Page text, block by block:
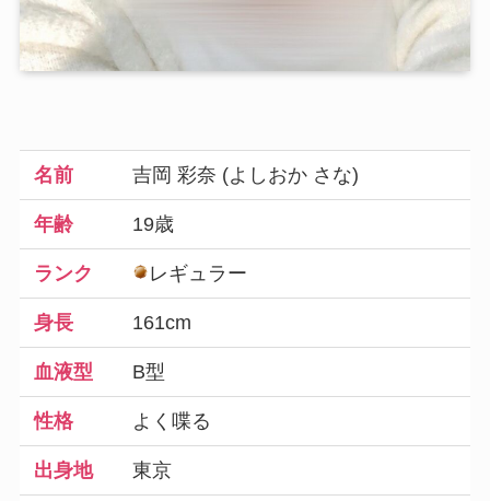
名前 吉岡 彩奈 (よしおか さな)
年齢 19歳
ランク レギュラー
身長 161cm
血液型 B型
性格 よく喋る
出身地 東京